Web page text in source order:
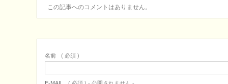
この記事へのコメントはありません。
名前 ( 必須 )